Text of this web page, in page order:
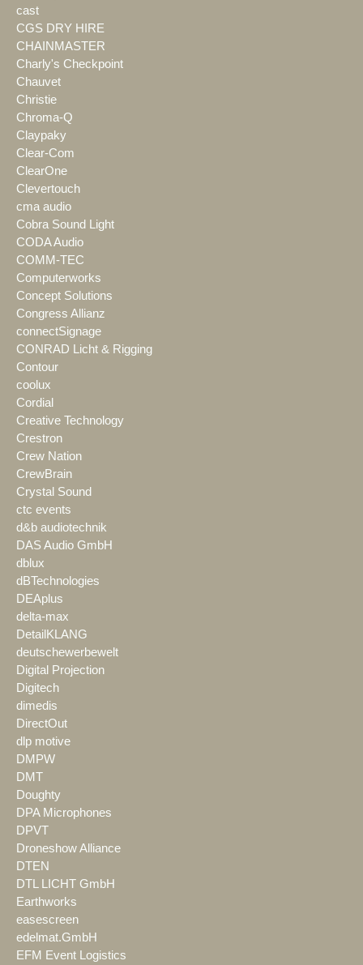
cast
CGS DRY HIRE
CHAINMASTER
Charly's Checkpoint
Chauvet
Christie
Chroma-Q
Claypaky
Clear-Com
ClearOne
Clevertouch
cma audio
Cobra Sound Light
CODA Audio
COMM-TEC
Computerworks
Concept Solutions
Congress Allianz
connectSignage
CONRAD Licht & Rigging
Contour
coolux
Cordial
Creative Technology
Crestron
Crew Nation
CrewBrain
Crystal Sound
ctc events
d&b audiotechnik
DAS Audio GmbH
dblux
dBTechnologies
DEAplus
delta-max
DetailKLANG
deutschewerbewelt
Digital Projection
Digitech
dimedis
DirectOut
dlp motive
DMPW
DMT
Doughty
DPA Microphones
DPVT
Droneshow Alliance
DTEN
DTL LICHT GmbH
Earthworks
easescreen
edelmat.GmbH
EFM Event Logistics